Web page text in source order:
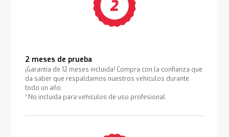
2 meses de prueba
¡Garantía de 12 meses incluida! Compra con la confianza que
da saber que respaldamos nuestros vehículos durante
todo un año.
*No incluida para vehículos de uso profesional